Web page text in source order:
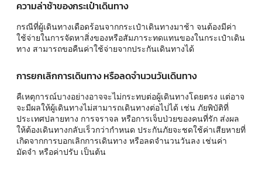
ความล่าช้าของกระเป๋าเดินทาง
กรณีที่ผู้เดินทางเดือดร้อนจากกระเป๋าเดินทางมาช้า จนต้องมีค่า
ใช้จ่ายในการจัดหาสิ่งของหรือสัมภาระทดแทนของในกระเป๋าเดิน
ทาง สามารถขอคืนค่าใช้จ่ายจากประกันเดินทางได้
การยกเลิกการเดินทาง หรือลดจำนวนวันเดินทาง
คืเหตุการณ์บางอย่างอาจจะไม่กระทบต่อผู้เดินทางโดยตรง แต่อาจ
จะมีผลให้ผู้เดินทางไม่สามารถเดินทางต่อไปได้ เช่น ภัยพิบัติที่
ประเทศปลายทาง การจราจล หรือการเจ็บป่วยของคนที่รัก ส่งผล
ให้ต้องเดินทางกลับเร็วกว่ากำหนด ประกันภัยจะชดใช้ค่าเสียหายที่
เกิดจากการบอกเลิกการเดินทาง หรือลดจำนวนวันลง เช่นค่า
มัดจำ หรือค่าปรับ เป็นต้น